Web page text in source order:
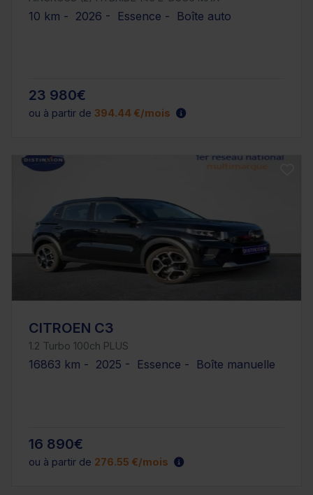
10 km - 2026 - Essence - Boîte auto
23 980€
ou à partir de 394.44 €/mois
CITROEN C3
1.2 Turbo 100ch PLUS
16863 km - 2025 - Essence - Boîte manuelle
16 890€
ou à partir de 276.55 €/mois